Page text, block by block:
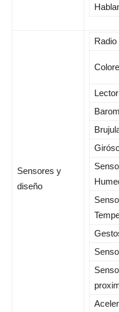
Sensores y
diseño
Radio